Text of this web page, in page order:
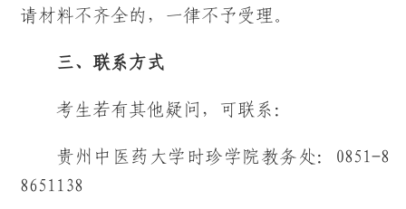
请材料不齐全的，一律不予受理。
三、联系方式
考生若有其他疑问，可联系：
贵州中医药大学时珍学院教务处：0851-8
8651138